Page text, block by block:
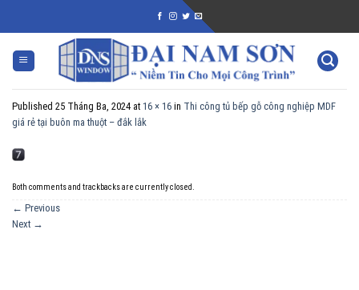
Published 25 Tháng Ba, 2024 at 16 × 16 in Thi công tủ bếp gỗ công nghiệp MDF
giá rẻ tại buôn ma thuột – đắk lắk
Both comments and trackbacks are currently closed.
← Previous
Next →